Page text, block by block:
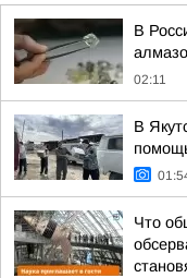
В
02:11
В
Что